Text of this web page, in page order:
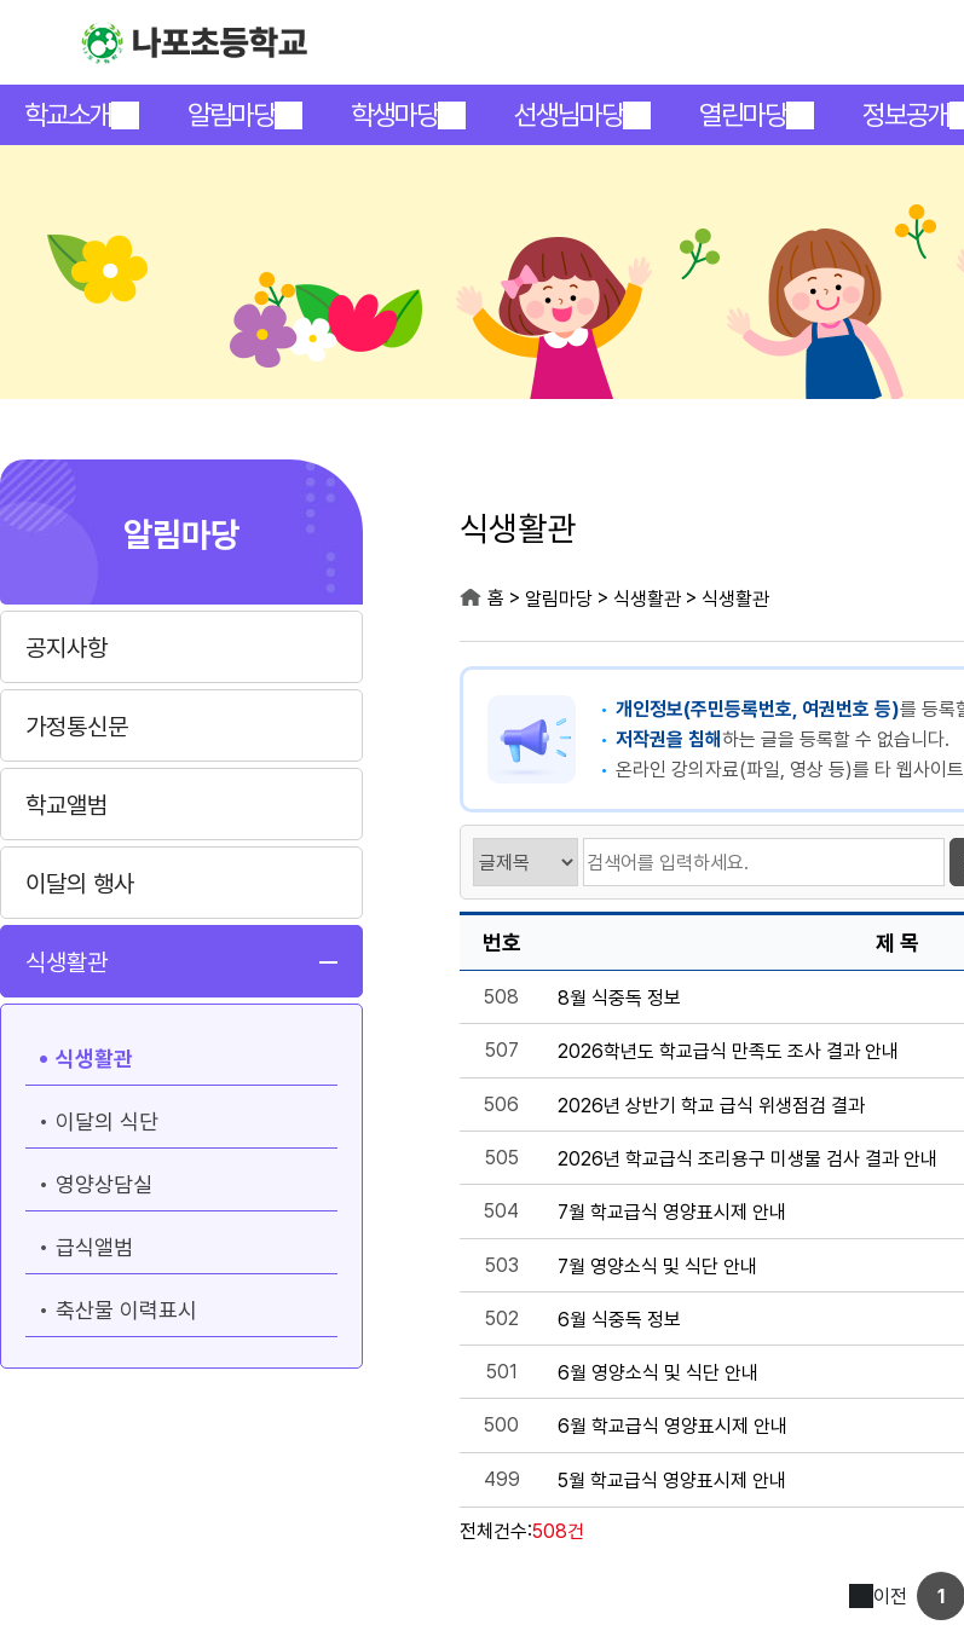
학교소개 알림마당 학생마당 선생님마당 열린마당 정보공개
알림마당
공지사항
가정통신문
학교앨범
이달의 행사
식생활관
식생활관
이달의 식단
영양상담실
급식앨범
축산물 이력표시
식생활관
홈 > 알림마당 > 식생활관 > 식생활관
개인정보(주민등록번호, 여권번호 등)를 등록
저작권을 침해하는 글을 등록할 수 없습니다.
온라인 강의자료(파일, 영상 등)를 타 웹사이
번호 제 목
508 8월 식중독 정보
507 2026학년도 학교급식 만족도 조사 결과 안내
506 2026년 상반기 학교 급식 위생점검 결과
505 2026년 학교급식 조리용구 미생물 검사 결과 안내
504 7월 학교급식 영양표시제 안내
503 7월 영양소식 및 식단 안내
502 6월 식중독 정보
501 6월 영양소식 및 식단 안내
500 6월 학교급식 영양표시제 안내
499 5월 학교급식 영양표시제 안내
전체건수:508건
이전 1